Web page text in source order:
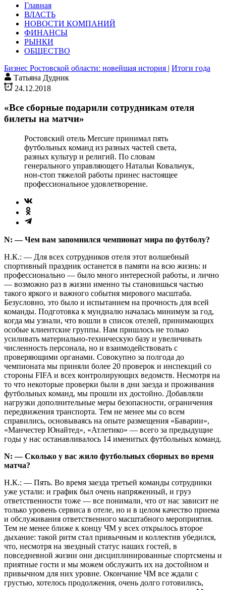
Главная
ВЛАСТЬ
НОВОСТИ КОМПАНИЙ
ФИНАНСЫ
РЫНКИ
ОБЩЕСТВО
Бизнес Ростовской области: новейшая история | Итоги года
Татьяна Дудник
24.12.2018
«Все сборные подарили сотрудникам отеля
билеты на матчи»
Ростовский отель Mercure принимал пять
футбольных команд из разных частей света,
разных культур и религий. По словам
генерального управляющего Натальи Ковальчук,
нон-стоп тяжелой работы принес настоящее
профессиональное удовлетворение.
N: — Чем вам запомнился чемпионат мира по футболу?
Н.К.: — Для всех сотрудников отеля этот волшебный
спортивный праздник останется в памяти на всю жизнь: и
профессионально — было много интересной работы, и лично
— возможно раз в жизни именно ты становишься частью
такого яркого и важного события мирового масштаба.
Безусловно, это было и испытанием на прочность для всей
команды. Подготовка к мундиалю началась минимум за год,
когда мы узнали, что вошли в список отелей, принимающих
особые клиентские группы. Нам пришлось не только
усиливать материально-техническую базу и увеличивать
численность персонала, но и взаимодействовать с
проверяющими органами. Совокупно за полгода до
чемпионата мы приняли более 20 проверок и инспекций со
стороны FIFA и всех контролирующих ведомств. Несмотря на
то что некоторые проверки были в дни заезда и проживания
футбольных команд, мы прошли их достойно. Добавляли
нагрузки дополнительные меры безопасности, ограничения
передвижения транспорта. Тем не менее мы со всем
справились, основываясь на опыте размещения «Баварии»,
«Манчестер Юнайтед», «Атлетико» — всего за предыдущие
годы у нас останавливалось 14 именитых футбольных команд.
N: — Сколько у вас жило футбольных сборных во время
матча?
Н.К.: — Пять. Во время заезда третьей команды сотрудники
уже устали: и график был очень напряженный, и груз
ответственности тоже — все понимали, что от нас зависит не
только уровень сервиса в отеле, но и в целом качество приема
и обслуживания ответственного масштабного мероприятия.
Тем не менее ближе к концу ЧМ у всех открылось второе
дыхание: такой ритм стал привычным и коллектив убедился,
что, несмотря на звездный статус наших гостей, в
повседневной жизни они дисциплинированные спортсмены и
приятные гости и мы можем обслужить их на достойном и
привычном для них уровне. Окончание ЧМ все ждали с
грустью, хотелось продолжения, очень долго готовились,